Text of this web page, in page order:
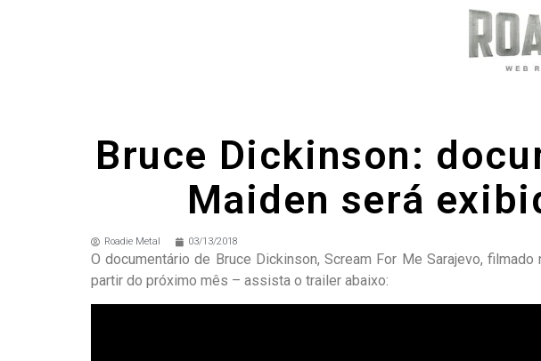
Bruce Dickinson:
Maiden será
Roadie Metal 03/13/2018
O documentário de Bruce Dickinson, Scream For Me Sarajevo,
partir do próximo mês – assista o trailer abaixo: